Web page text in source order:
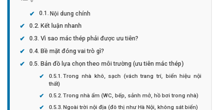
Nội dung chính
Kết luận nhanh
Vì sao mác thép phải được ưu tiên?
Bề mặt đóng vai trò gì?
Bản đồ lựa chọn theo môi trường (ưu tiên mác thép)
Trong nhà khô, sạch (vách trang trí, biển hiệu nội
thất)
Trong nhà ẩm (WC, bếp, sảnh mở, hồ bơi trong nhà)
Ngoài trời nội địa (đô thị như Hà Nội, không sát biển)